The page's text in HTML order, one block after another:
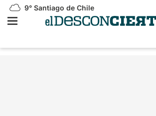
9° Santiago de Chile